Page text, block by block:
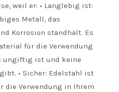
weil er: • Langlebig ist:
Metall, das
Korrosion standhält. Es
für die Verwendung
ungiftig ist und keine
• Sicher: Edelstahl ist
die Verwendung in Ihrem